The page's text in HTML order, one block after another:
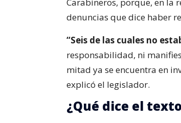
denuncias que dice haber
“Seis de las cuales no
responsabilidad, ni
mitad ya se encuentra en
explicó el legislador.
¿Qué dice el